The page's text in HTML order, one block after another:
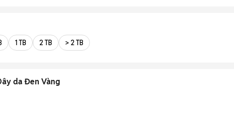
1 TB 2 TB > 2 TB
da Đen Vàng